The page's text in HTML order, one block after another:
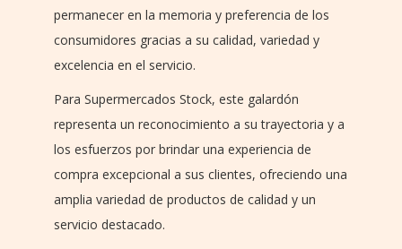
permanecer en la memoria y preferencia de los
consumidores gracias a su calidad, variedad y
excelencia en el servicio.
Para Supermercados Stock, este galardón
representa un reconocimiento a su trayectoria y a
los esfuerzos por brindar una experiencia de
compra excepcional a sus clientes, ofreciendo una
amplia variedad de productos de calidad y un
servicio destacado.